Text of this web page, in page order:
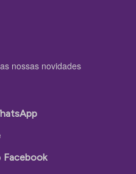
nossas novidades
Facebook